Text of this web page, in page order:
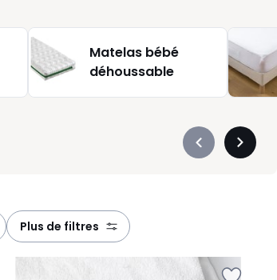
Matelas bébé
déhoussable
Précédent
plus de filtres